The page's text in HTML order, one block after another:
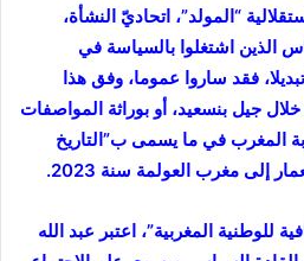
“المولد”، اتحاديّ النشأة،
الذين اشتغلوا بالسياسة في
فقد ساروا عموما، وفق هذا
جيل بنسعيد، أو بوراثة المواصفات
المغرب في ما يسمى ب”التاريخ
إلى مغرب العولمة سنة 2023.
للوطنية المغربية”، اعتبر عبد الله